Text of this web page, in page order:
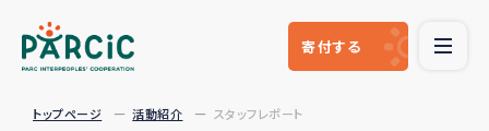
寄付する
トップページ 活動紹介 スタッフレポート